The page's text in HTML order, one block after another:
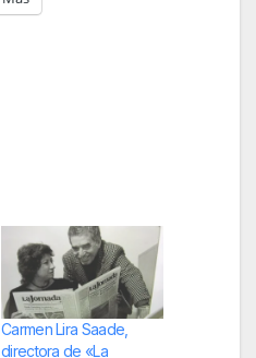
Carmen Lira Saade,
directora de «La